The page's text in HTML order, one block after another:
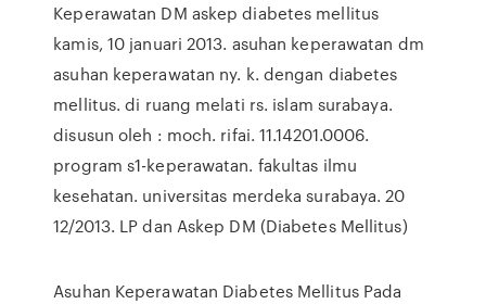
Keperawatan DM askep diabetes mellitus
kamis, 10 januari 2013. asuhan keperawatan dm
asuhan keperawatan ny. k. dengan diabetes
mellitus. di ruang melati rs. islam surabaya.
disusun oleh : moch. rifai. 11.14201.0006.
program s1-keperawatan. fakultas ilmu
kesehatan. universitas merdeka surabaya. 20
12/2013. LP dan Askep DM (Diabetes Mellitus)
Asuhan Keperawatan Diabetes Mellitus Pada